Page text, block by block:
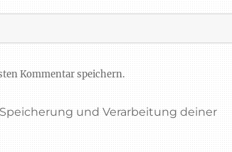
Kommentar speichern.
und Verarbeitung deiner